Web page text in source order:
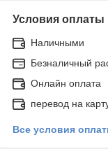
Условия оплаты
Наличными
Безналичный
Онлайн оплата
перевод на
Все условия